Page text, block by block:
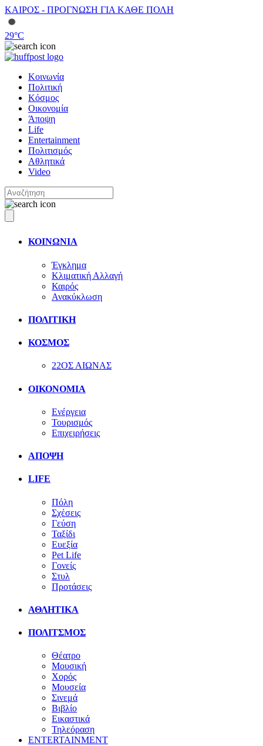
ΚΑΙΡΟΣ - ΠΡΟΓΝΩΣΗ ΓΙΑ ΚΑΘΕ ΠΟΛΗ
29°C
Κοινωνία
Πολιτική
Κόσμος
Οικονομία
Άποψη
Life
Entertainment
Πολιτισμός
Αθλητικά
Video
ΚΟΙΝΩΝΙΑ
Έγκλημα
Κλιματική Αλλαγή
Καιρός
Ανακύκλωση
ΠΟΛΙΤΙΚΗ
ΚΟΣΜΟΣ
22ΟΣ ΑΙΩΝΑΣ
ΟΙΚΟΝΟΜΙΑ
Ενέργεια
Τουρισμός
Επιχειρήσεις
ΑΠΟΨΗ
LIFE
Πόλη
Σχέσεις
Γεύση
Ταξίδι
Ευεξία
Pet Life
Γονείς
Στυλ
Προτάσεις
ΑΘΛΗΤΙΚΑ
ΠΟΛΙΤΣΜΟΣ
Θέατρο
Μουσική
Χορός
Μουσεία
Σινεμά
Βιβλίο
Εικαστικά
Τηλεόραση
ENTERTAINMENT